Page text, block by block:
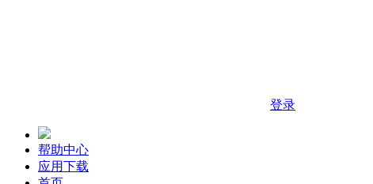
登录
帮助中心
应用下载